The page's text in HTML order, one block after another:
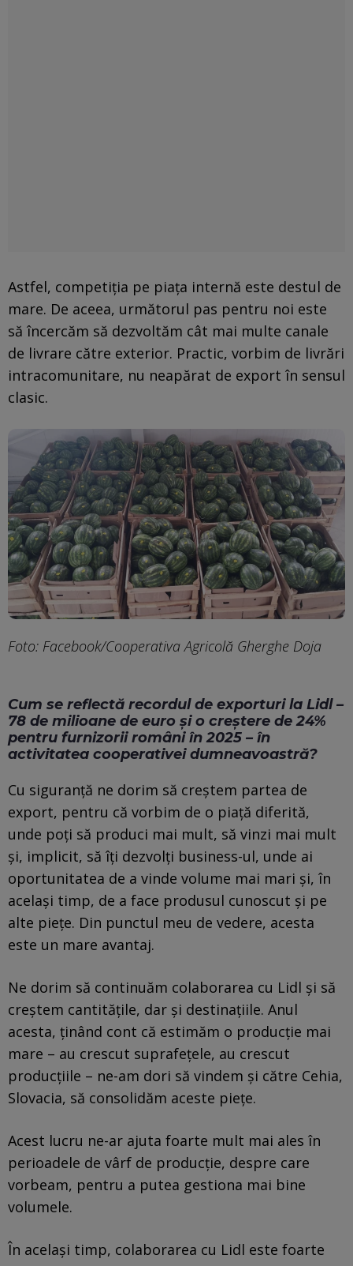
Astfel, competiția pe piața internă este destul de
mare. De aceea, următorul pas pentru noi este
să încercăm să dezvoltăm cât mai multe canale
de livrare către exterior. Practic, vorbim de livrări
intracomunitare, nu neapărat de export în sensul
clasic.
Foto: Facebook/Cooperativa Agricolă Gherghe Doja
Cum se reflectă recordul de exporturi la Lidl –
78 de milioane de euro și o creștere de 24%
pentru furnizorii români în 2025 – în
activitatea cooperativei dumneavoastră?
Cu siguranță ne dorim să creștem partea de
export, pentru că vorbim de o piață diferită,
unde poți să produci mai mult, să vinzi mai mult
și, implicit, să îți dezvolți business-ul, unde ai
oportunitatea de a vinde volume mai mari și, în
același timp, de a face produsul cunoscut și pe
alte piețe. Din punctul meu de vedere, acesta
este un mare avantaj.
Ne dorim să continuăm colaborarea cu Lidl și să
creștem cantitățile, dar și destinațiile. Anul
acesta, ținând cont că estimăm o producție mai
mare – au crescut suprafețele, au crescut
producțiile – ne-am dori să vindem și către Cehia,
Slovacia, să consolidăm aceste piețe.
Acest lucru ne-ar ajuta foarte mult mai ales în
perioadele de vârf de producție, despre care
vorbeam, pentru a putea gestiona mai bine
volumele.
În același timp, colaborarea cu Lidl este foarte